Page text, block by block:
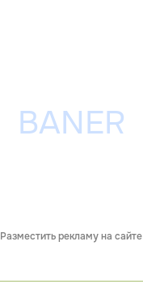
Разместить рекламу на сайте